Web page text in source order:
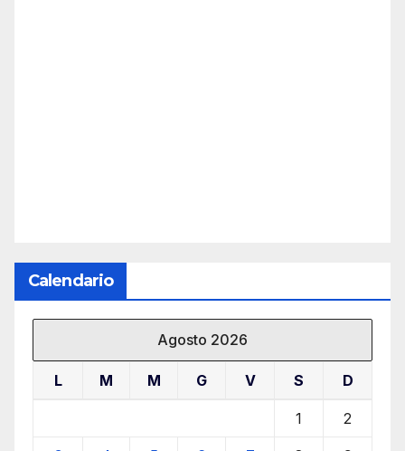
Calendario
Agosto 2026
L M M G V S D
1 2